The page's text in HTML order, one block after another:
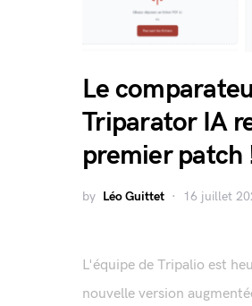
Le
Triparator IA
premier patch
by Léo Guittet 16 juillet
L'équipe de Tripalio est
nouvelle version